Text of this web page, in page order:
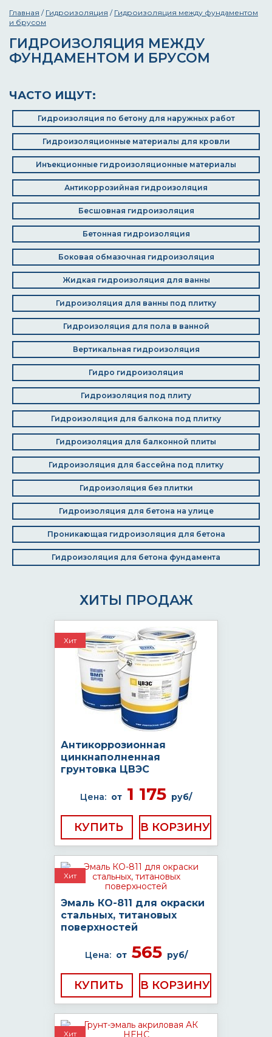
Главная / Гидроизоляция / Гидроизоляция между фундаментом
и брусом
ГИДРОИЗОЛЯЦИЯ МЕЖДУ
ФУНДАМЕНТОМ И БРУСОМ
ЧАСТО ИЩУТ:
Гидроизоляция по бетону для наружных работ
Гидроизоляционные материалы для кровли
Инъекционные гидроизоляционные материалы
Антикоррозийная гидроизоляция
Бесшовная гидроизоляция
Бетонная гидроизоляция
Боковая обмазочная гидроизоляция
Жидкая гидроизоляция для ванны
Гидроизоляция для ванны под плитку
Гидроизоляция для пола в ванной
Вертикальная гидроизоляция
Гидро гидроизоляция
Гидроизоляция под плиту
Гидроизоляция для балкона под плитку
Гидроизоляция для балконной плиты
Гидроизоляция для бассейна под плитку
Гидроизоляция без плитки
Гидроизоляция для бетона на улице
Проникающая гидроизоляция для бетона
Гидроизоляция для бетона фундамента
ХИТЫ ПРОДАЖ
Хит
Антикоррозионная
цинкнаполненная
грунтовка ЦВЭС
Цена: от 1 175 руб/
КУПИТЬ
Хит
Эмаль КО-811 для окраски
стальных, титановых
поверхностей
Цена: от565 руб/
КУПИТЬ
Хит